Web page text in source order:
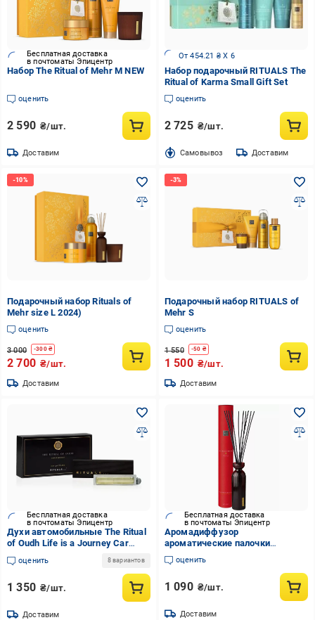
Бесплатная доставка
в почтоматы Эпицентр
Набор The Ritual of Mehr M NEW
оценить
2 590 ₴/шт.
Доставим
От 454.21 ₴ X 6
Набор подарочный RITUALS The
Ritual of Karma Small Gift Set
оценить
2 725 ₴/шт.
Cамовывоз Доставим
Подарочный набор Rituals of
Mehr size L 2024)
оценить
3 000 -300₴
2 700 ₴/шт.
Доставим
Подарочный набор RITUALS of
Mehr S
оценить
1 550 -50 ₴
1 500 ₴/шт.
Доставим
Бесплатная доставка
в почтоматы Эпицентр
Духи автомобильные The Ritual
of Oudh Life is a Journey Car
Perfume
оценить 8 вариантов
1 350 ₴/шт.
Доставим
Бесплатная доставка
в почтоматы Эпицентр
Аромадиффузор
ароматические палочки
RITUALS The Ritual Of Ayurveda
70 мл
оценить
1 090 ₴/шт.
Доставим